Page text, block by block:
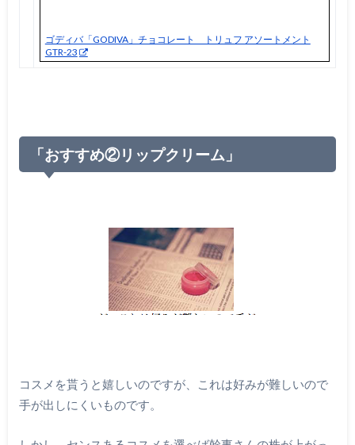
ゴディバ「GODIVA」チョコレート トリュフ アソートメント
GTR-23
「おすすめ②リップクリーム」
コスメを貰うと嬉しいのですが、これは好みが難しいので
手が出しにくいものです。